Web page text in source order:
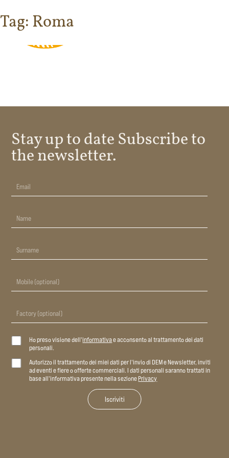
Tag: Roma
Stay up to date Subscribe to
the newsletter.
Ho preso visione dell'informativae acconsento al trattamento dei dati
personali.
Autorizzo il trattamento dei miei dati per l'invio di DEM e Newsletter, inviti
ad eventi e fiere o offerte commerciali. I dati personali saranno trattati in
base all'informativa presente nella sezionePrivacy